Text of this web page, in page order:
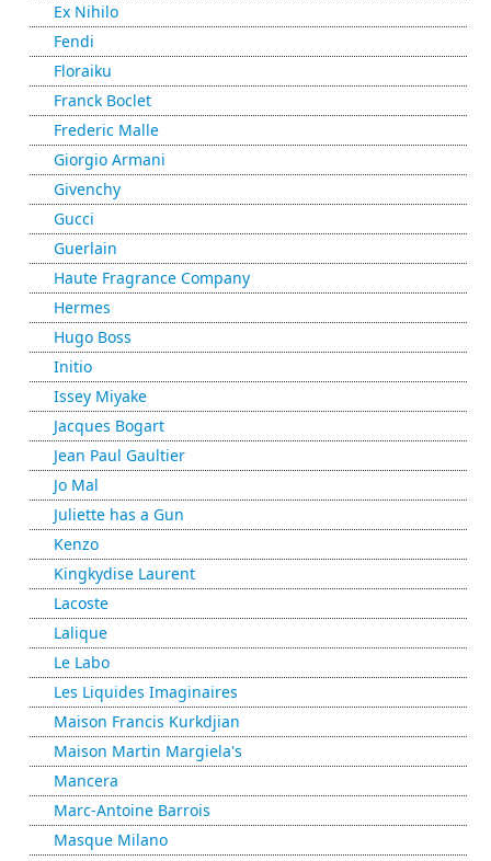
Ex Nihilo
Fendi
Floraiku
Franck Boclet
Frederic Malle
Giorgio Armani
Givenchy
Gucci
Guerlain
Haute Fragrance Company
Hermes
Hugo Boss
Initio
Issey Miyake
Jacques Bogart
Jean Paul Gaultier
Jo Mal
Juliette has a Gun
Kenzo
Kingkydise Laurent
Lacoste
Lalique
Le Labo
Les Liquides Imaginaires
Maison Francis Kurkdjian
Maison Martin Margiela's
Mancera
Marc-Antoine Barrois
Masque Milano